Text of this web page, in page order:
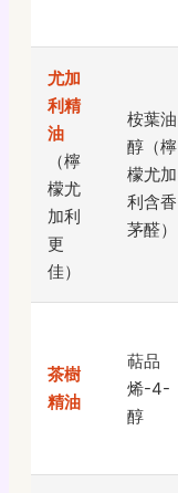
尤加
利精
油
（檸
檬尤
加利
更
佳）
桉葉油
醇（檸
檬尤加
利含香
茅醛）
茶樹
精油
萜品
烯-4-
醇